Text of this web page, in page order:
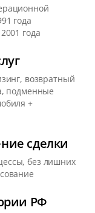
года
года
возвратный
подменные
+
сделки
без лишних
РФ